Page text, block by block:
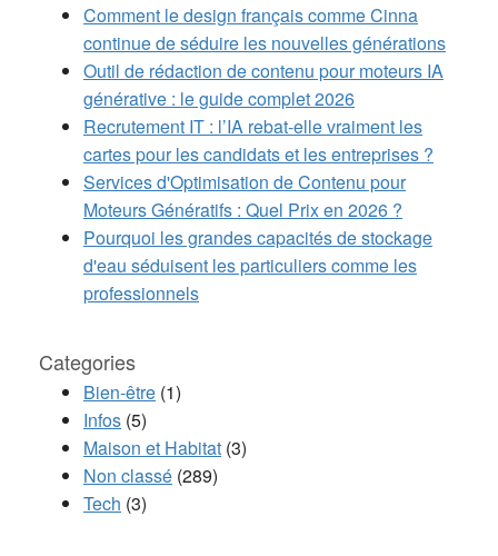
Comment le design français comme Cinna
continue de séduire les nouvelles générations
Outil de rédaction de contenu pour moteurs IA
générative : le guide complet 2026
Recrutement IT : l’IA rebat-elle vraiment les
cartes pour les candidats et les entreprises ?
Services d'Optimisation de Contenu pour
Moteurs Génératifs : Quel Prix en 2026 ?
Pourquoi les grandes capacités de stockage
d'eau séduisent les particuliers comme les
professionnels
Categories
Bien-être (1)
Infos (5)
Maison et Habitat (3)
Non classé (289)
Tech (3)